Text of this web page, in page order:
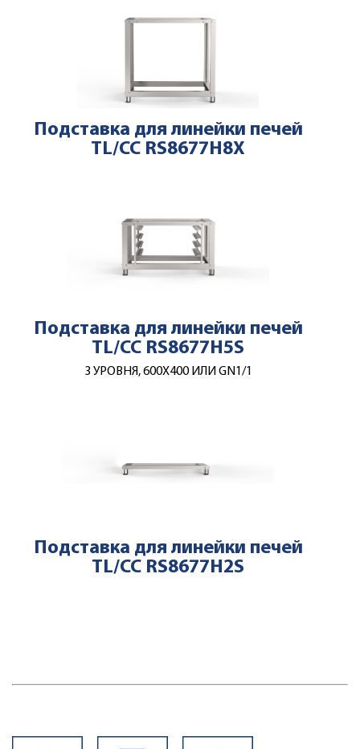
Подставка для линейки печей
TL/CC RS8677H8X
Подставка для линейки печей
TL/CC RS8677H5S
3 УРОВНЯ, 600Х400 ИЛИ GN1/1
Подставка для линейки печей
TL/CC RS8677H2S